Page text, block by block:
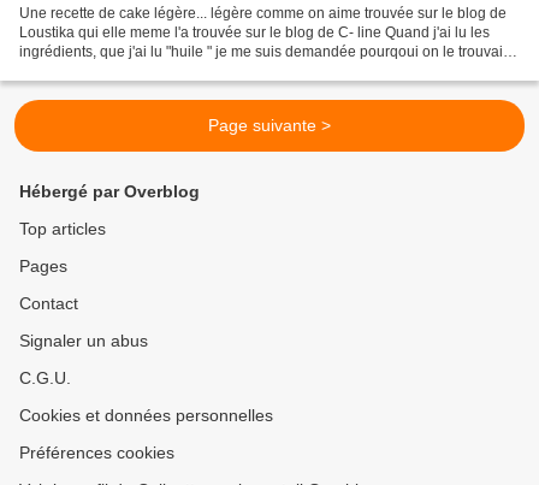
Une recette de cake légère... légère comme on aime trouvée sur le blog de
Loustika qui elle meme l'a trouvée sur le blog de C- line Quand j'ai lu les
ingrédients, que j'ai lu "huile " je me suis demandée pourqoui on le trouvait "
Page suivante >
Hébergé par Overblog
Top articles
Pages
Contact
Signaler un abus
C.G.U.
Cookies et données personnelles
Préférences cookies